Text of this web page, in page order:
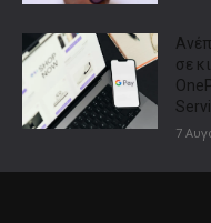
σε
7